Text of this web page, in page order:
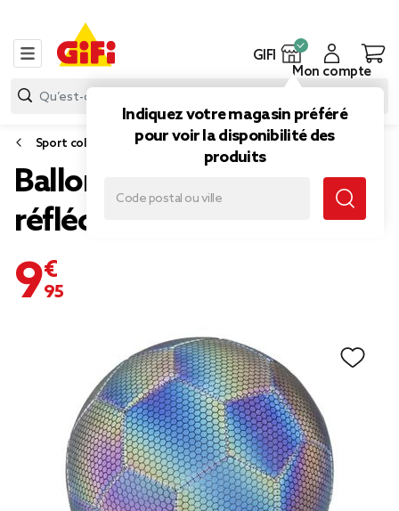
GIFI
Indiquez votre magasin préféré
pour voir la disponibilité des
produits
Mon compte
Sport collectif
Ballon de football
réfléchissant Ø22cm
9,95 €